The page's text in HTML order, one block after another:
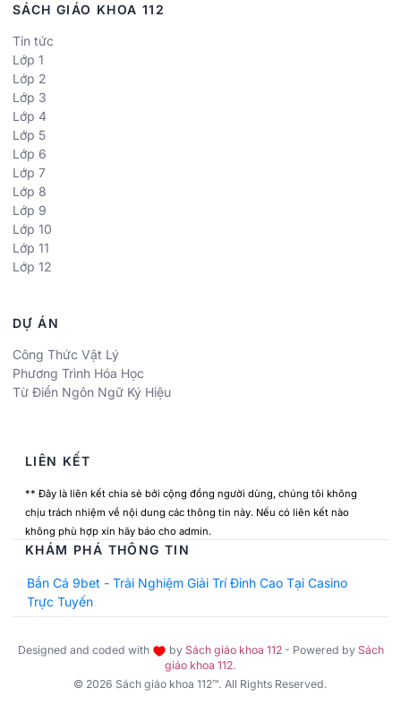
SÁCH GIÁO KHOA 112
Tin tức
Lớp 1
Lớp 2
Lớp 3
Lớp 4
Lớp 5
Lớp 6
Lớp 7
Lớp 8
Lớp 9
Lớp 10
Lớp 11
Lớp 12
DỰ ÁN
Công Thức Vật Lý
Phương Trình Hóa Học
Từ Điển Ngôn Ngữ Ký Hiệu
LIÊN KẾT
** Đây là liên kết chia sẻ bởi cộng đồng người dùng, chúng tôi không
chịu trách nhiệm về nội dung các thông tin này. Nếu có liên kết nào
không phù hợp xin hãy báo cho admin.
KHÁM PHÁ THÔNG TIN
Bắn Cá 9bet - Trải Nghiệm Giải Trí Đỉnh Cao Tại Casino
Trực Tuyến
Designed and coded with by Sách giáo khoa 112- Powered by Sách
giáo khoa 112.
© 2026 Sách giáo khoa 112™. All Rights Reserved.